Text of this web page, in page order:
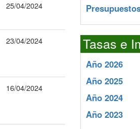
25/04/2024
23/04/2024
16/04/2024
Tasas e
Año 2026
Año 2025
Año 2024
Año 2023